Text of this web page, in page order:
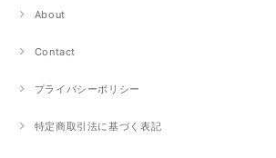
About
Contact
プライバシーポリシー
特定商取引法に基づく表記